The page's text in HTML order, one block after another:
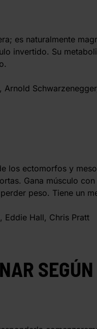
es naturalmente
invertido. Su
Arnold
los ectomorfos y
Gana músculo
peso. Tiene un
Eddie Hall, Chris Pratt